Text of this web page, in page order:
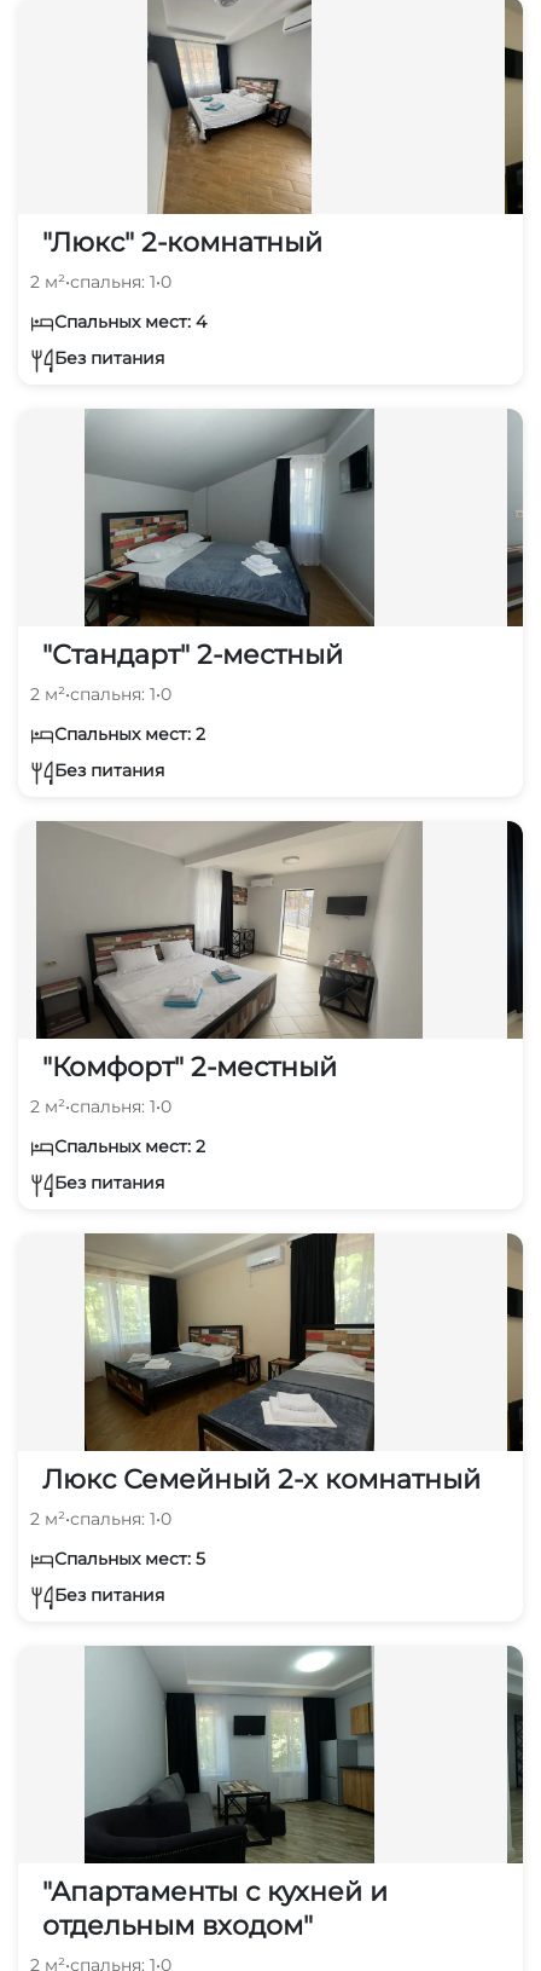
"Люкс" 2-комнатный
2 м²•спальня: 1•0
Спальных мест: 4
Без питания
"Стандарт" 2-местный
2 м²•спальня: 1•0
Спальных мест: 2
Без питания
"Комфорт" 2-местный
2 м²•спальня: 1•0
Спальных мест: 2
Без питания
Люкс Семейный 2-х комнатный
2 м²•спальня: 1•0
Спальных мест: 5
Без питания
"Апартаменты с кухней и
отдельным входом"
2 м²•спальня: 1•0